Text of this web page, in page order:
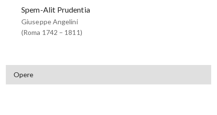
Spem-Alit Prudentia
Giuseppe Angelini
(Roma 1742 – 1811)
Opere